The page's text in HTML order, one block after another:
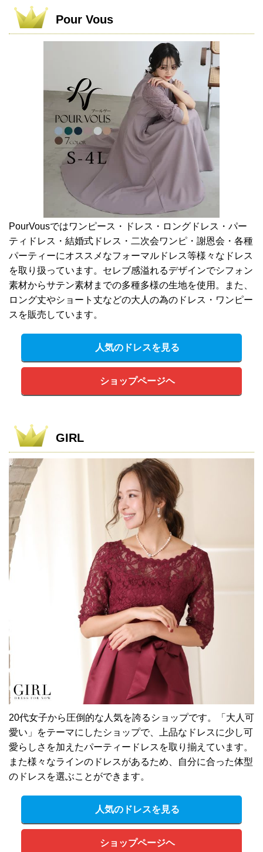
Pour Vous
PourVousではワンピース・ドレス・ロングドレス・パー
ティドレス・結婚式ドレス・二次会ワンピ・謝恩会・各種
パーティーにオススメなフォーマルドレス等様々なドレス
を取り扱っています。セレブ感溢れるデザインでシフォン
素材からサテン素材までの多種多様の生地を使用。また、
ロング丈やショート丈などの大人の為のドレス・ワンピー
スを販売しています。
人気のドレスを見る
ショップページヘ
GIRL
20代女子から圧倒的な人気を誇るショップです。「大人可
愛い」をテーマにしたショップで、上品なドレスに少し可
愛らしさを加えたパーティードレスを取り揃えています。
また様々なラインのドレスがあるため、自分に合った体型
のドレスを選ぶことができます。
人気のドレスを見る
ショップページヘ